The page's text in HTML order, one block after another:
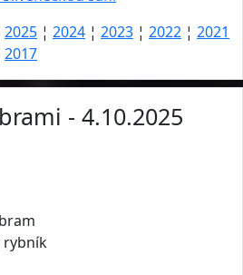
2025 ¦ 2024 ¦ 2023 ¦ 2022 ¦ 2021
2017
- 4.10.2025
rybník